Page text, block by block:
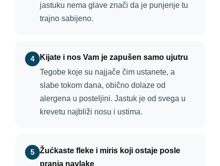
jastuku nema glave znači da je punjenje tu
trajno sabijeno.
4
Kijate i nos Vam je zapušen samo ujutru
Tegobe koje su najjače čim ustanete, a
slabe tokom dana, obično dolaze od
alergena u posteljini. Jastuk je od svega u
krevetu najbliži nosu i ustima.
5
Žućkaste fleke i miris koji ostaje posle
pranja navlake